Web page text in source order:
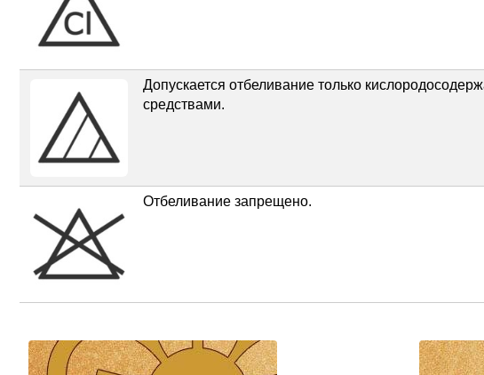
Допускается отбеливание только
средствами.
Отбеливание запрещено.